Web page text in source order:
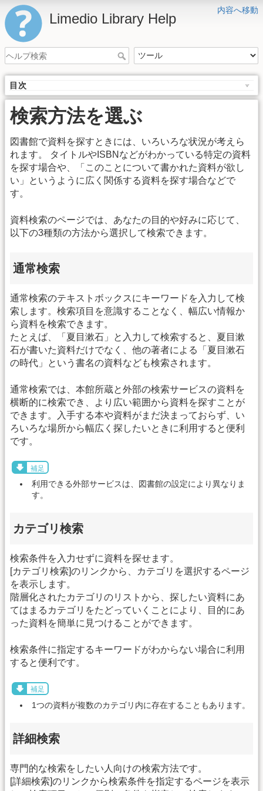
内容へ移動
Limedio Library Help
目次
検索方法を選ぶ
図書館で資料を探すときには、いろいろな状況が考えら
れます。 タイトルやISBNなどがわかっている特定の資料
を探す場合や、「このことについて書かれた資料が欲し
い」というように広く関係する資料を探す場合などで
す。
資料検索のページでは、あなたの目的や好みに応じて、
以下の3種類の方法から選択して検索できます。
通常検索
通常検索のテキストボックスにキーワードを入力して検
索します。検索項目を意識することなく、幅広い情報か
ら資料を検索できます。
たとえば、「夏目漱石」と入力して検索すると、夏目漱
石が書いた資料だけでなく、他の著者による「夏目漱石
の時代」という書名の資料なども検索されます。
通常検索では、本館所蔵と外部の検索サービスの資料を
横断的に検索でき、より広い範囲から資料を探すことが
できます。入手する本や資料がまだ決まっておらず、い
ろいろな場所から幅広く探したいときに利用すると便利
です。
補足
利用できる外部サービスは、図書館の設定により異なりま
す。
カテゴリ検索
検索条件を入力せずに資料を探せます。
[カテゴリ検索]のリンクから、カテゴリを選択するページ
を表示します。
階層化されたカテゴリのリストから、探したい資料にあ
てはまるカテゴリをたどっていくことにより、目的にあ
った資料を簡単に見つけることができます。
検索条件に指定するキーワードがわからない場合に利用
すると便利です。
補足
1つの資料が複数のカテゴリ内に存在することもあります。
詳細検索
専門的な検索をしたい人向けの検索方法です。
[詳細検索]のリンクから検索条件を指定するページを表示